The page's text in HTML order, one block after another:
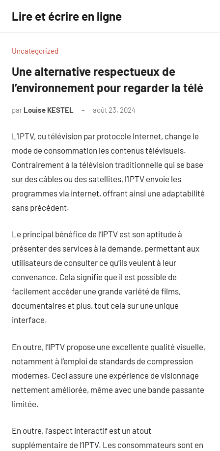
contenu
Lire et écrire en ligne
Uncategorized
Une alternative respectueux de
l’environnement pour regarder la télé
par Louise KESTEL août 23, 2024
L’IPTV, ou télévision par protocole Internet, change le
mode de consommation les contenus télévisuels.
Contrairement à la télévision traditionnelle qui se base
sur des câbles ou des satellites, l’IPTV envoie les
programmes via internet, offrant ainsi une adaptabilité
sans précédent.
Le principal bénéfice de l’IPTV est son aptitude à
présenter des services à la demande, permettant aux
utilisateurs de consulter ce qu’ils veulent à leur
convenance. Cela signifie que il est possible de
facilement accéder une grande variété de films,
documentaires et plus, tout cela sur une unique
interface.
En outre, l’IPTV propose une excellente qualité visuelle,
notamment à l’emploi de standards de compression
modernes. Ceci assure une expérience de visionnage
nettement améliorée, même avec une bande passante
limitée.
En outre, l’aspect interactif est un atout
supplémentaire de l’IPTV. Les consommateurs sont en